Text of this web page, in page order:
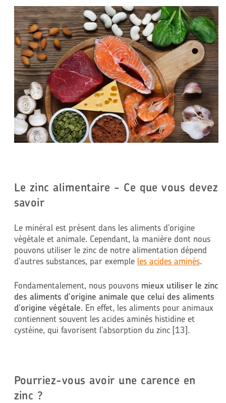
Le zinc alimentaire - Ce que vous devez
savoir
Le minéral est présent dans les aliments d'origine
végétale et animale. Cependant, la manière dont nous
pouvons utiliser le zinc de notre alimentation dépend
d'autres substances, par exemple les acides aminés.
Fondamentalement, nous pouvons mieux utiliser le zinc
des aliments d'origine animale que celui des aliments
d'origine végétale. En effet, les aliments pour animaux
contiennent souvent les acides aminés histidine et
cystéine, qui favorisent l'absorption du zinc [13].
Pourriez-vous avoir une carence en
zinc ?